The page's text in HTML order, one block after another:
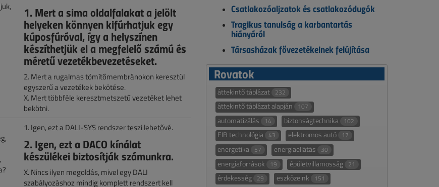
1. Mert a sima oldalfalakat a jelölt
helyeken könnyen kifúrhatjuk egy
kúposfúróval, így a helyszínen
készíthetjük el a megfelelő számú és
méretű vezetékbevezetéseket.
2. Mert a rugalmas tömítőmembránokon keresztül
egyszerű a vezetékek bekötése.
X. Mert többféle keresztmetszetű vezetéket lehet
bekötni.
1. Igen, ezt a DALI-SYS rendszer teszi lehetővé.
2. Igen, ezt a DACO kínálat
készülékei biztosítják számunkra.
X. Nincs ilyen megoldás, mivel egy DALI
szabályozáshoz mindig komplett rendszert kell
Csatlakozóaljzatok és csatlakozódugók
Tragikus tanulság a karbantartás
hiányáról
Társasházak fővezetékeinek felújítása
Rovatok
áttekintő táblázat 232
áttekintő táblázat alapján 107
automatizálás 14 biztonságtechnika 102
EIB technológia 43 elektromos autó 17
energetika 57 energiaellátás 30
energiaforrások 19 épületvillamosság 21
érdekesség 29 eszközeink 151